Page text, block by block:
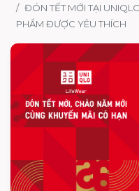
ĐÓN TẾT MỚI TẠI
PHẨM ĐƯỢC YÊU THÍCH